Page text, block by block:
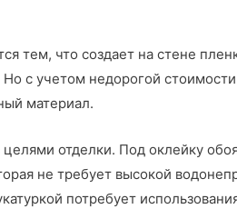
тем, что создает на стене
с учетом недорогой
материал.
отделки. Под оклейку
не требует высокой
потребует